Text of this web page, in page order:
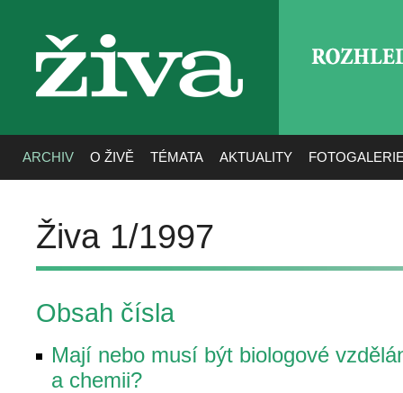
živa
ARCHIV O ŽIVĚ TÉMATA AKTUALITY
Živa 1/1997
Obsah čísla
Mají nebo musí být biologové
a chemii?